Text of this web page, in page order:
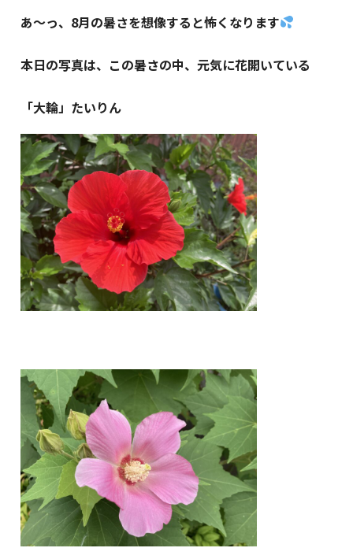
あ～っ、8月の暑さを想像すると怖くなります
本日の写真は、この暑さの中、元気に花開いている
「大輪」たいりん